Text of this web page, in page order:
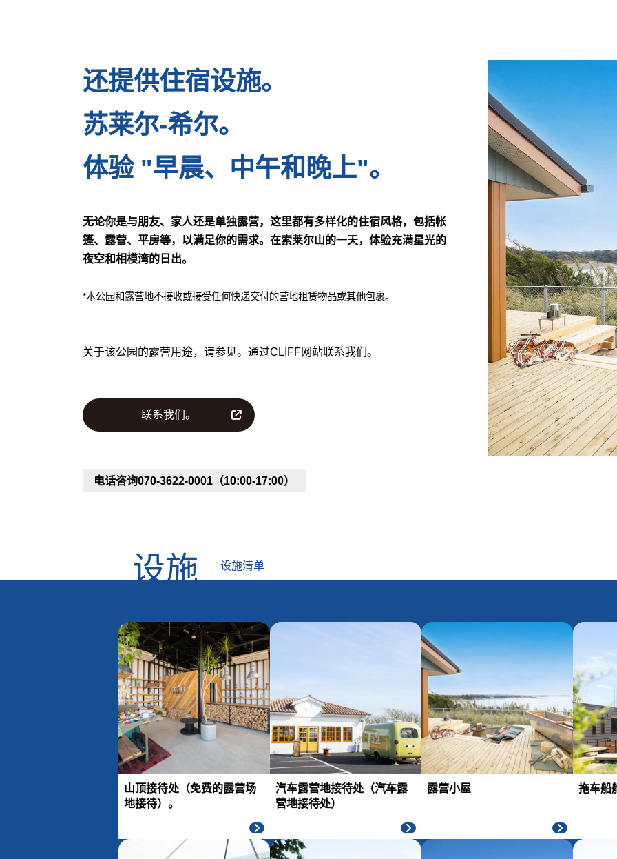
还提供住宿设施。
苏莱尔-希尔。
体验 "早晨、中午和晚上"。
无论你是与朋友、家人还是单独露营，这里都有多样化的住宿风格，包括帐
篷、露营、平房等，以满足你的需求。在索莱尔山的一天，体验充满星光的
夜空和相模湾的日出。
*本公园和露营地不接收或接受任何快递交付的营地租赁物品或其他包裹。
关于该公园的露营用途，请参见。 通过CLIFF网站联系我们。
联系我们。
电话咨询070-3622-0001（10:00-17:00）
设施 设施清单
山顶接待处（免费的露营场
地接待）。
汽车露营地接待处（汽车露
营地接待处）
露营小屋 拖车船